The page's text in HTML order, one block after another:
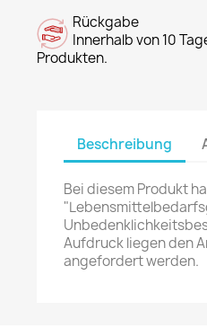
Rückgabe
Innerhalb von 10
Produkten.
Beschreibung
Bei diesem Produkt
Aufdruck liegen den
angefordert werden.